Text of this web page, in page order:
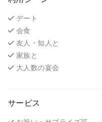
デート
会食
友人・知人と
家族と
大人数の宴会
サービス